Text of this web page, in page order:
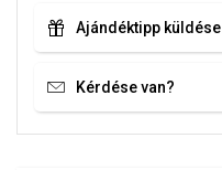
Ajándéktipp küldése
Kérdése van?